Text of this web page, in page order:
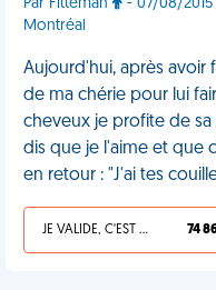
Par Fitteman
- 07/08/2015
Montréal
Aujourd'hui, après avoir
de ma chérie pour lui
cheveux je profite de
dis que je l'aime et que
en retour : "J'ai tes
JE VALIDE, C'EST UNE VDM 74